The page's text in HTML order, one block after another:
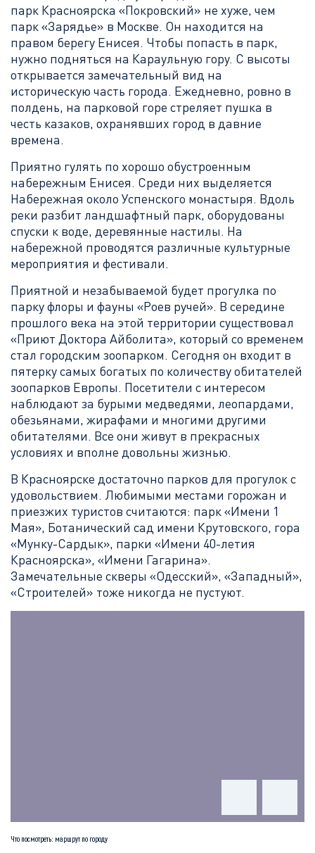
парк Красноярска «Покровский» не хуже, чем
парк «Зарядье» в Москве. Он находится на
правом берегу Енисея. Чтобы попасть в парк,
нужно подняться на Караульную гору. С высоты
открывается замечательный вид на
историческую часть города. Ежедневно, ровно в
полдень, на парковой горе стреляет пушка в
честь казаков, охранявших город в давние
времена.
Приятно гулять по хорошо обустроенным
набережным Енисея. Среди них выделяется
Набережная около Успенского монастыря. Вдоль
реки разбит ландшафтный парк, оборудованы
спуски к воде, деревянные настилы. На
набережной проводятся различные культурные
мероприятия и фестивали.
Приятной и незабываемой будет прогулка по
парку флоры и фауны «Роев ручей». В середине
прошлого века на этой территории существовал
«Приют Доктора Айболита», который со временем
стал городским зоопарком. Сегодня он входит в
пятерку самых богатых по количеству обитателей
зоопарков Европы. Посетители с интересом
наблюдают за бурыми медведями, леопардами,
обезьянами, жирафами и многими другими
обитателями. Все они живут в прекрасных
условиях и вполне довольны жизнью.
В Красноярске достаточно парков для прогулок с
удовольствием. Любимыми местами горожан и
приезжих туристов считаются: парк «Имени 1
Мая», Ботанический сад имени Крутовского, гора
«Мунку-Сардык», парки «Имени 40-летия
Красноярска», «Имени Гагарина».
Замечательные скверы «Одесский», «Западный»,
«Строителей» тоже никогда не пустуют.
Что посмотреть: маршрут по городу